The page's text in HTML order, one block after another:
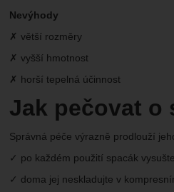
Nevýhody
✗ větší rozměry
✗ vyšší hmotnost
✗ horší tepelná účinnost
Jak pečovat o
Správná péče výrazně prodlouží
✓ po každém použití spacák
✓ doma jej neskladujte v